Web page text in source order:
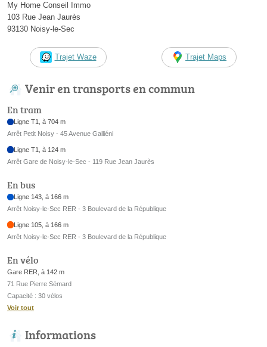
My Home Conseil Immo
103 Rue Jean Jaurès
93130 Noisy-le-Sec
Trajet Waze Trajet Maps
Venir en transports en commun
En tram
Ligne T1, à 704 m
Arrêt Petit Noisy - 45 Avenue Galliéni
Ligne T1, à 124 m
Arrêt Gare de Noisy-le-Sec - 119 Rue Jean Jaurès
En bus
Ligne 143, à 166 m
Arrêt Noisy-le-Sec RER - 3 Boulevard de la République
Ligne 105, à 166 m
Arrêt Noisy-le-Sec RER - 3 Boulevard de la République
En vélo
Gare RER, à 142 m
71 Rue Pierre Sémard
Capacité : 30 vélos
Voir tout
Informations